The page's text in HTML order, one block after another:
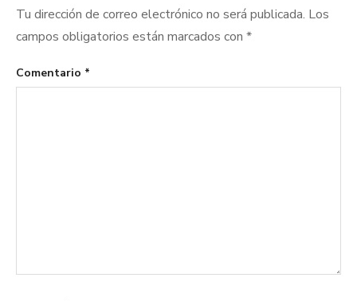
Tu dirección de correo electrónico no será publicada. Los
campos obligatorios están marcados con *
Comentario *